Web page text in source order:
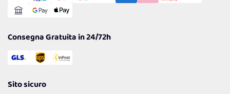
Consegna Gratuita in 24/72h
Sito sicuro